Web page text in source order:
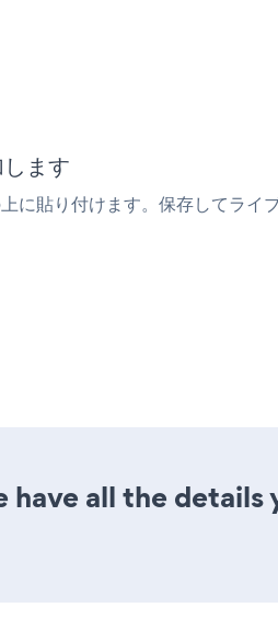
ます
貼り付けます。保存してライ
all the details